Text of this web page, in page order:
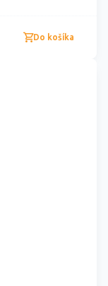
Do košíka